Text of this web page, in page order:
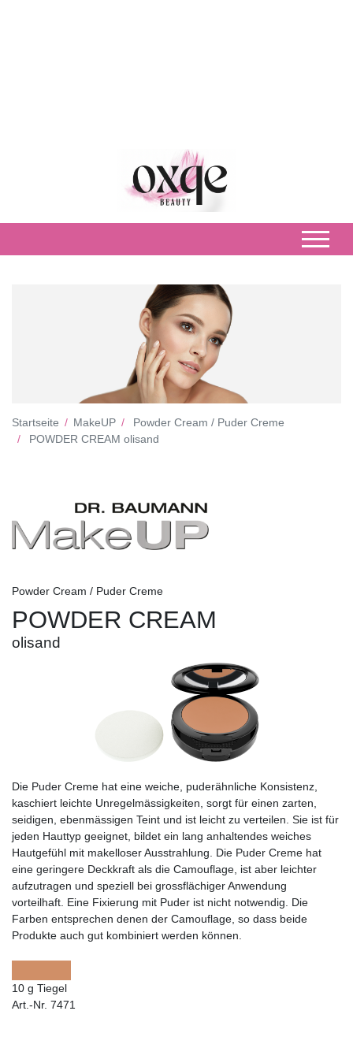
Startseite MakeUP
Powder Cream / Puder Creme
POWDER CREAM olisand
Powder Cream / Puder Creme
POWDER CREAM
olisand
Die Puder Creme hat eine weiche, puderähnliche Konsistenz,
kaschiert leichte Unregelmässigkeiten, sorgt für einen zarten,
seidigen, ebenmässigen Teint und ist leicht zu verteilen. Sie ist für
jeden Hauttyp geeignet, bildet ein lang anhaltendes weiches
Hautgefühl mit makelloser Ausstrahlung. Die Puder Creme hat
eine geringere Deckkraft als die Camouflage, ist aber leichter
aufzutragen und speziell bei grossflächiger Anwendung
vorteilhaft. Eine Fixierung mit Puder ist nicht notwendig. Die
Farben entsprechen denen der Camouflage, so dass beide
Produkte auch gut kombiniert werden können.
10 g Tiegel
Art.-Nr. 7471